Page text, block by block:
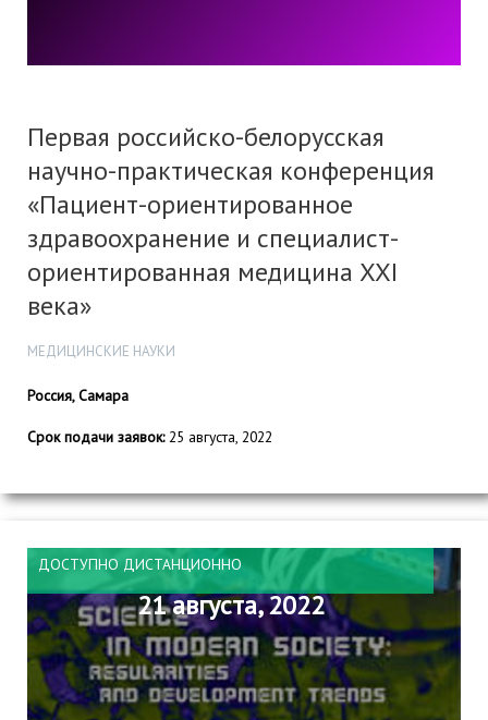
Первая российско-белорусская
научно-практическая конференция
«Пациент-ориентированное
здравоохранение и специалист-
ориентированная медицина XXI
века»
МЕДИЦИНСКИЕ НАУКИ
Россия, Самара
Срок подачи заявок:25 августа, 2022
ДОСТУПНО ДИСТАНЦИОННО
21 августа, 2022